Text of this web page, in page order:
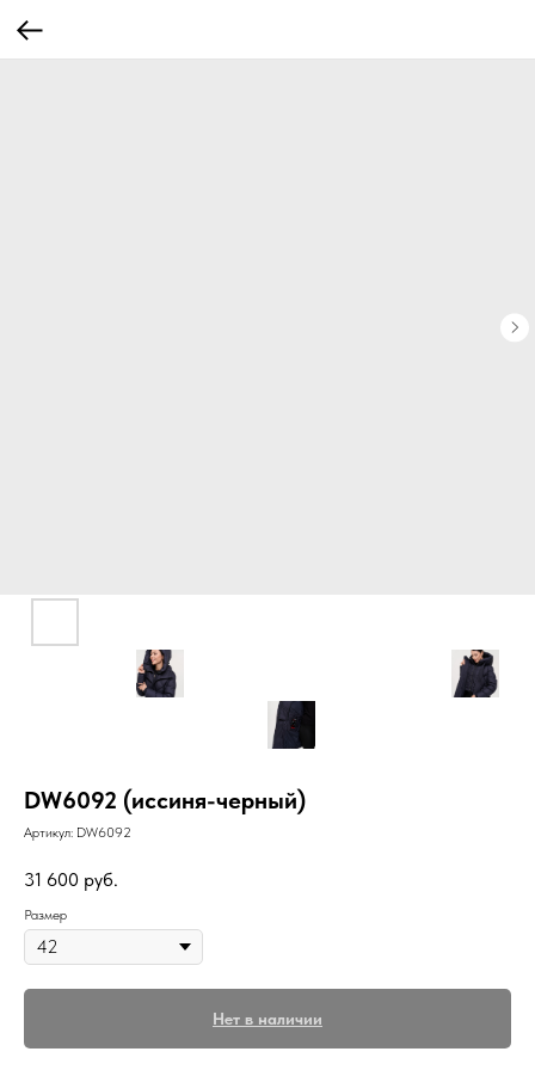
DW6092 (иссиня-черный)
Артикул: DW6092
31 600 руб.
Размер
Нет в наличии